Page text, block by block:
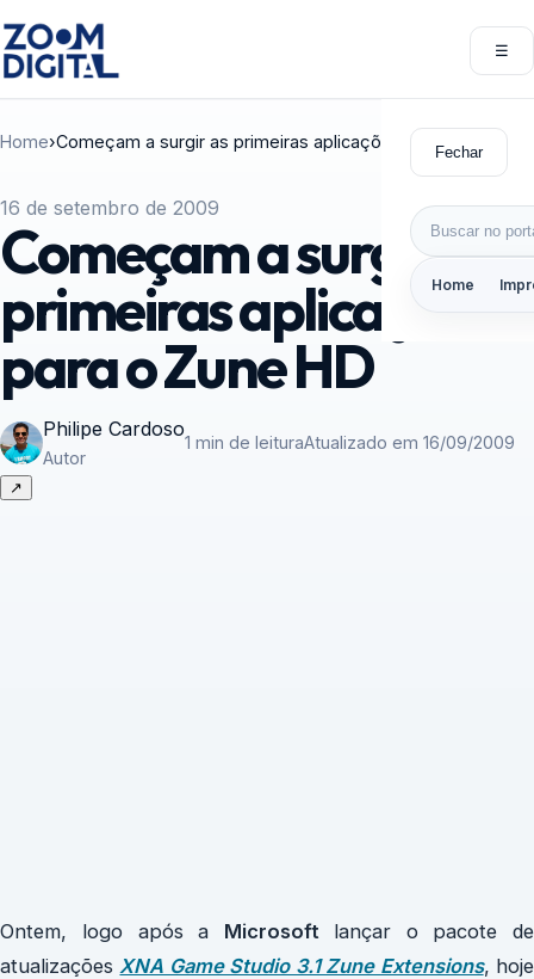
☰
Fechar
Buscar por:
Home
Home›Começam a surgir as primeiras aplicações para o Zune HD
16 de setembro de 2009
Começam a surgir as
primeiras aplicações
para o Zune HD
Philipe Cardoso
Autor
1 min de leituraAtualizado em 16/09/2009
↗
Ontem, logo após a Microsoft lançar o pacote de
atualizações XNA Game Studio 3.1 Zune Extensions, hoje